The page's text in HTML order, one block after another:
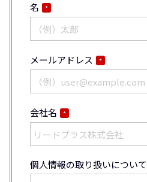
名 *
メールアドレス *
会社名 *
個人情報の取り扱いについて